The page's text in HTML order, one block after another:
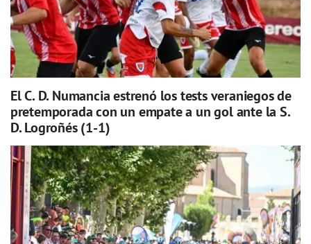
El C. D. Numancia estrenó los tests veraniegos de
pretemporada con un empate a un gol ante la S.
D. Logroñés (1-1)